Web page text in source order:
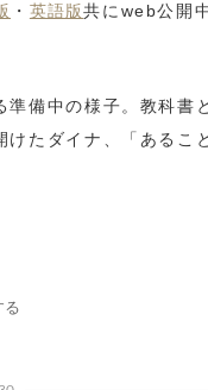
・ 英語版共にweb公開
準備中の様子。教科書
けたダイナ、「あるこ
る